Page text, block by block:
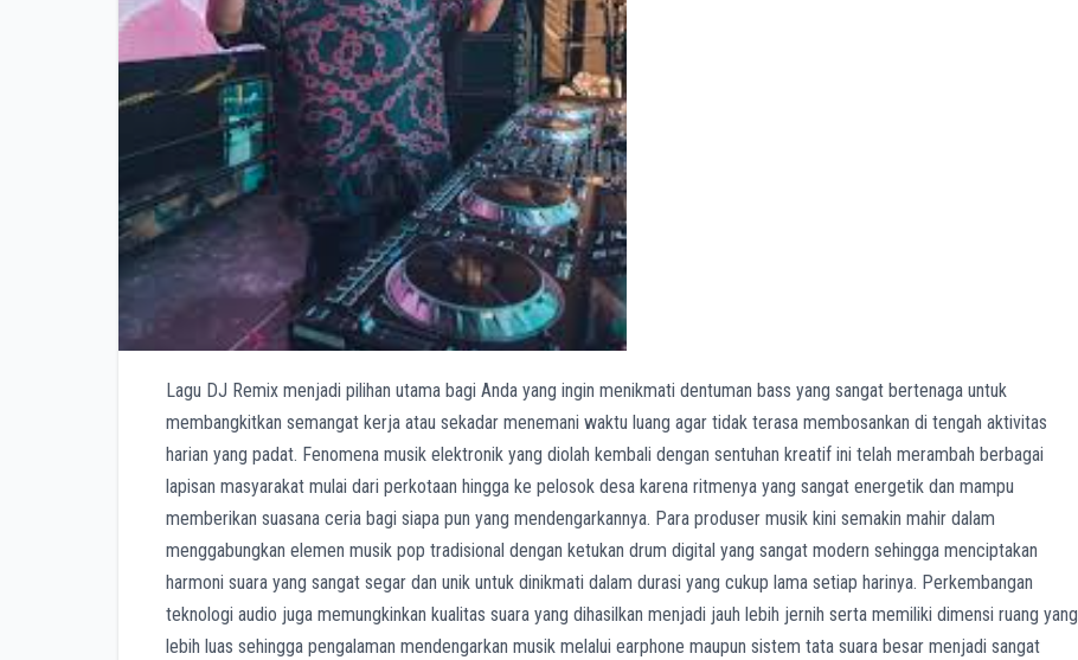
Lagu DJ Remix menjadi pilihan utama bagi Anda yang ingin menikmati dentuman bass yang sangat bertenaga untuk
membangkitkan semangat kerja atau sekadar menemani waktu luang agar tidak terasa membosankan di tengah aktivitas
harian yang padat. Fenomena musik elektronik yang diolah kembali dengan sentuhan kreatif ini telah merambah berbagai
lapisan masyarakat mulai dari perkotaan hingga ke pelosok desa karena ritmenya yang sangat energetik dan mampu
memberikan suasana ceria bagi siapa pun yang mendengarkannya. Para produser musik kini semakin mahir dalam
menggabungkan elemen musik pop tradisional dengan ketukan drum digital yang sangat modern sehingga menciptakan
harmoni suara yang sangat segar dan unik untuk dinikmati dalam durasi yang cukup lama setiap harinya. Perkembangan
teknologi audio juga memungkinkan kualitas suara yang dihasilkan menjadi jauh lebih jernih serta memiliki dimensi ruang yang
lebih luas sehingga pengalaman mendengarkan musik melalui earphone maupun sistem tata suara besar menjadi sangat